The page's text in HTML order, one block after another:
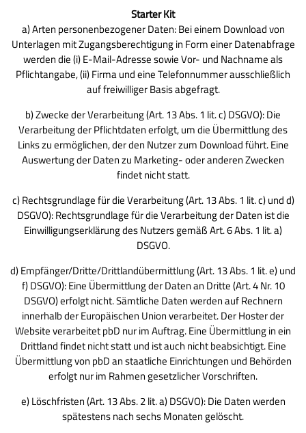
Starter Kit
a) Arten personenbezogener Daten: Bei einem Download von
Unterlagen mit Zugangsberechtigung in Form einer Datenabfrage
werden die (i) E-Mail-Adresse sowie Vor- und Nachname als
Pflichtangabe, (ii) Firma und eine Telefonnummer ausschließlich
auf freiwilliger Basis abgefragt.
b) Zwecke der Verarbeitung (Art. 13 Abs. 1 lit. c) DSGVO): Die
Verarbeitung der Pflichtdaten erfolgt, um die Übermittlung des
Links zu ermöglichen, der den Nutzer zum Download führt. Eine
Auswertung der Daten zu Marketing- oder anderen Zwecken
findet nicht statt.
c) Rechtsgrundlage für die Verarbeitung (Art. 13 Abs. 1 lit. c) und d)
DSGVO): Rechtsgrundlage für die Verarbeitung der Daten ist die
Einwilligungserklärung des Nutzers gemäß Art. 6 Abs. 1 lit. a)
DSGVO.
d) Empfänger/Dritte/Drittlandübermittlung (Art. 13 Abs. 1 lit. e) und
f) DSGVO): Eine Übermittlung der Daten an Dritte (Art. 4 Nr. 10
DSGVO) erfolgt nicht. Sämtliche Daten werden auf Rechnern
innerhalb der Europäischen Union verarbeitet. Der Hoster der
Website verarbeitet pbD nur im Auftrag. Eine Übermittlung in ein
Drittland findet nicht statt und ist auch nicht beabsichtigt. Eine
Übermittlung von pbD an staatliche Einrichtungen und Behörden
erfolgt nur im Rahmen gesetzlicher Vorschriften.
e) Löschfristen (Art. 13 Abs. 2 lit. a) DSGVO): Die Daten werden
spätestens nach sechs Monaten gelöscht.